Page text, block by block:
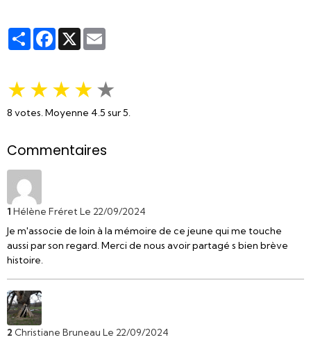
PartagerFacebook
X
★★★★★
8 votes. Moyenne 4.5 sur 5.
Commentaires
1 Hélène Fréret Le 22/09/2024
Je m'associe de loin à la mémoire de ce jeune qui me touche
aussi par son regard. Merci de nous avoir partagé s bien brève
histoire.
2 Christiane Bruneau Le 22/09/2024